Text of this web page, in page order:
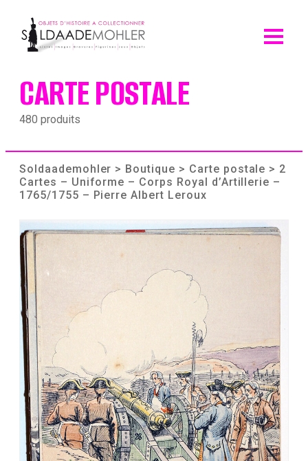
content
CARTE POSTALE
480 produits
Soldaademohler > Boutique > Carte postale > 2
Cartes – Uniforme – Corps Royal d’Artillerie –
1765/1755 – Pierre Albert Leroux